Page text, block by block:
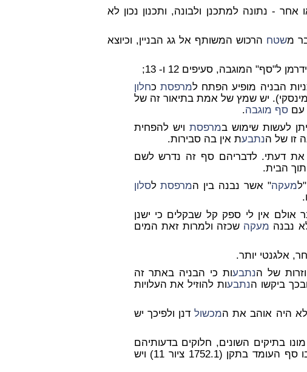
אחר - נתונה למתכנן ולבונה, ותכנון נכון לא
משטח הרכוש המשותף אל גג הבניין, וכיוצא
ל"סף" המוגבה, סעיפים 12 ו- 13;
מרפסת כחלון
10.11.04 בתיק 10160/02 סומינסקי). יש שמץ של אמת בתיאור זה של
עםסף מוגבה.
לעשות שימוש במרפסת ויש להפחית
זו של הנתבעת אין בה סבירות.
את דעתי. לדבריהם סף זה נדרש לשם
הבית.
מעקה" אשר נבנה בין המרפסתלסלון
אולם אין לי ספק קל שבקלים כי ישנן
נבנה מעקה שכזה ולמרות זאת המים
אלגנטי יותר.
של הנתבעות כי הבניה באתר זה
ביקשו הנתבעות להוזיל את העלויות
לא היה אוהב את המכשולדנן ולפיכך יש
בתיקים השונים, חלוקים בדעותיהם
לגבי ההתייחסות למפגע זה. יש הרואים בו סף העומד בתקן (1752.1 ציור 11) ויש